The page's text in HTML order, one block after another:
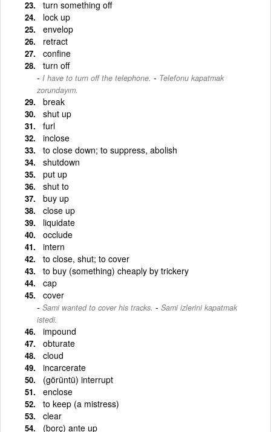
turn something off
lock up
envelop
retract
confine
turn off
I have to turn off the telephone. - Telefonu kapatmak
zorundayım.
break
shut up
furl
inclose
to close down; to suppress, abolish
shutdown
put up
shut to
buy up
close up
liquidate
occlude
intern
to close, shut; to cover
to buy (something) cheaply by trickery
cap
cover
Sami wanted to cover his tracks. - Sami izlerini kapatmak
istedi.
impound
obturate
cloud
incarcerate
(görüntü) interrupt
enclose
to keep (a mistress)
clear
(borç) ante up